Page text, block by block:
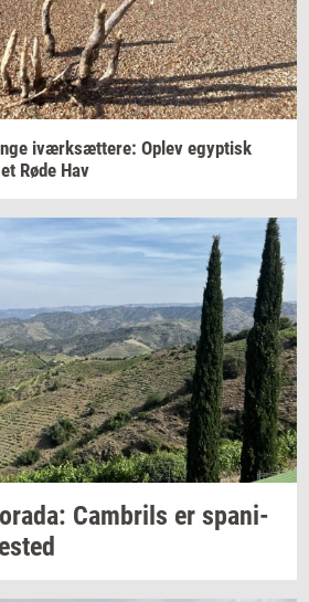
iværk­sæt­te­re: Oplev egyp­tisk
Røde Hav
Cam­brils er spa­ni­